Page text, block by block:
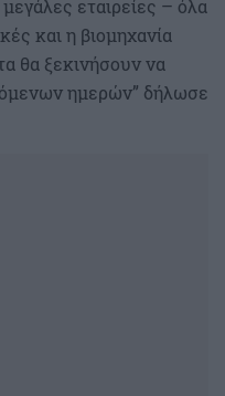
εταιρείες – όλα
και η βιομηχανία
θα ξεκινήσουν να
ημερών” δήλωσε